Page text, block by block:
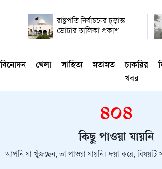
রাষ্ট্রপতি নির্বাচনের চূড়ান্ত
ভোটার তালিকা প্রকাশ
বিনোদন খেলা সাহিত্য মতামত
চাকরির
খবর
৪০৪
কিছু পাওয়া যায়নি
আপনি যা খুঁজছেন, তা পাওয়া যায়নি। দয়া করে, বিষয়টি